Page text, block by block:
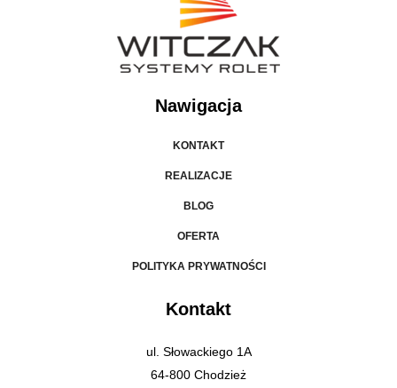
Nawigacja
KONTAKT
REALIZACJE
BLOG
OFERTA
POLITYKA PRYWATNOŚCI
Kontakt
ul. Słowackiego 1A
64-800 Chodzież